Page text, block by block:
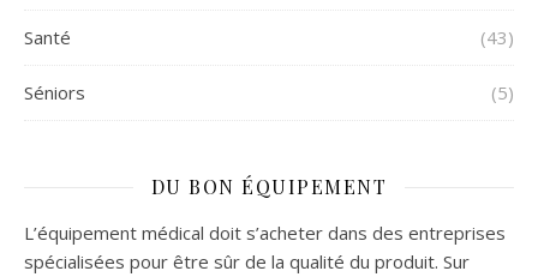
Santé (43)
Séniors (5)
DU BON ÉQUIPEMENT
L’équipement médical doit s’acheter dans des entreprises
spécialisées pour être sûr de la qualité du produit. Sur